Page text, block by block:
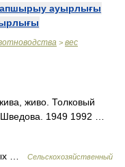
ауырлығы
> вес
живо. Толковый
1949 1992 …
…
Сельскохозяйственный